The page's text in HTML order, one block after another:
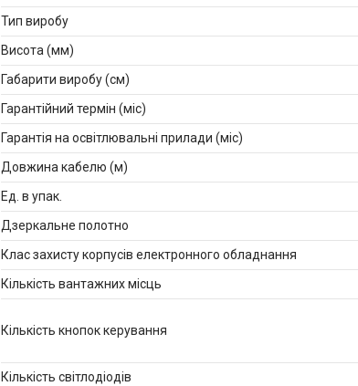
Тип виробу
Висота (мм)
Габарити виробу (см)
Гарантійний термін (міс)
Гарантія на освітлювальні прилади (міс)
Довжина кабелю (м)
Ед. в упак.
Дзеркальне полотно
Клас захисту корпусів електронного обладнання
Кількість вантажних місць
Кількість кнопок керування
Кількість світлодіодів